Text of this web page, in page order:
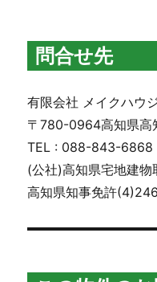
問合せ先
有限会社 メイクハウ
〒780-0964高知県高
TEL : 088-843-
(公社)高知県宅地建物
高知県知事免許